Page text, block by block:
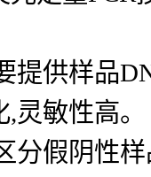
提供样品
灵敏性高。
分假阴性